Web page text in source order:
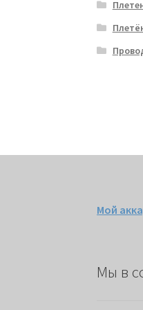
Мой
Мы в